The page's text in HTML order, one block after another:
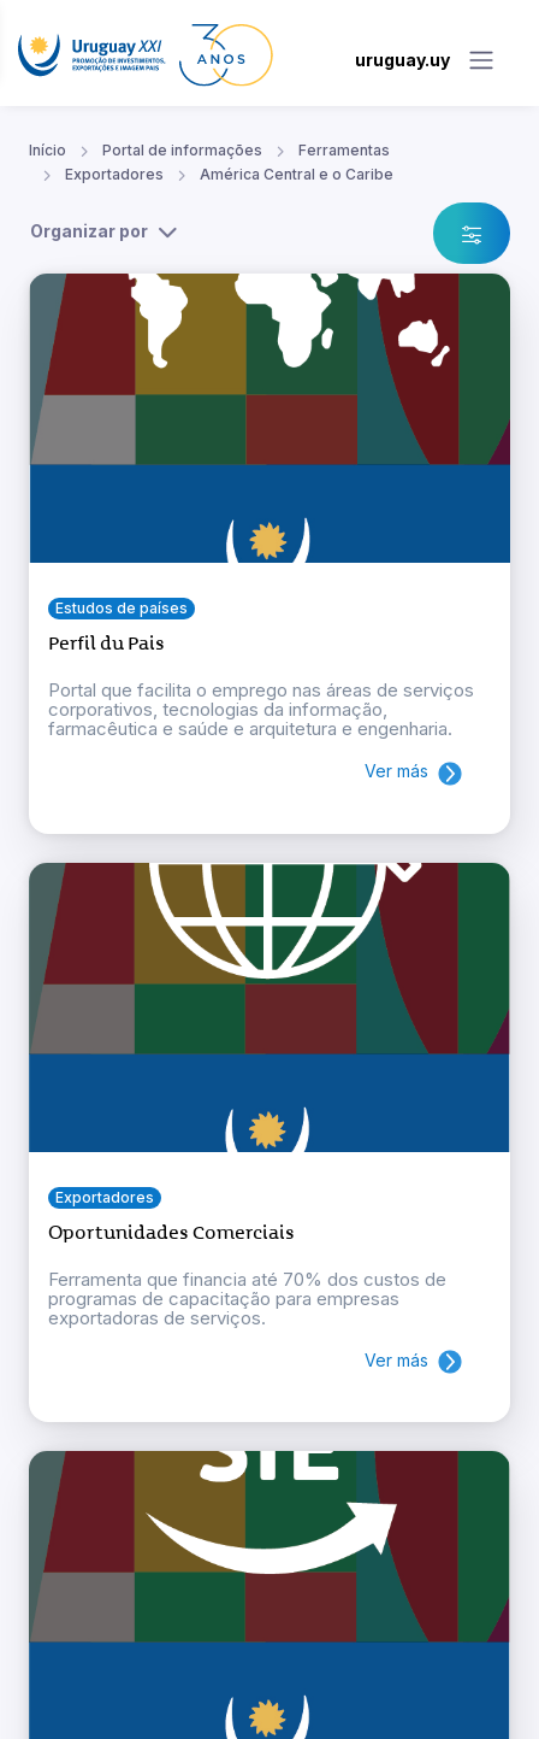
uruguay.uy
Início Portal de informações
Ferramentas
Exportadores
América Central e o Caribe
Organizar por
Estudos de países
Perfil du Pais
Portal que facilita o emprego nas áreas de serviços
corporativos, tecnologias da informação,
farmacêutica e saúde e arquitetura e engenharia.
Ver más
Exportadores
Oportunidades Comerciais
Ferramenta que financia até 70% dos custos de
programas de capacitação para empresas
exportadoras de serviços.
Ver más